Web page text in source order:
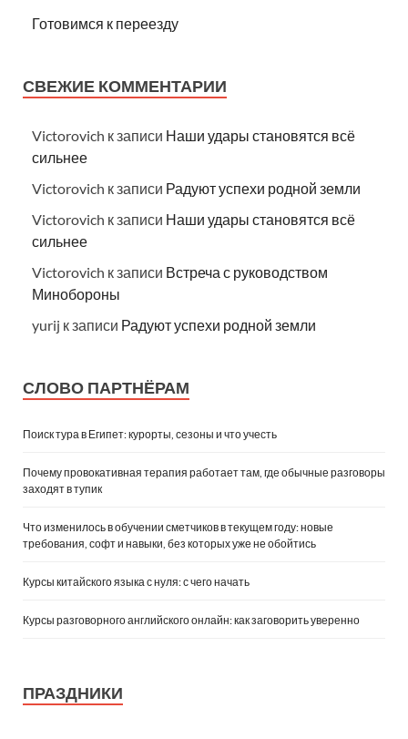
Готовимся к переезду
СВЕЖИЕ КОММЕНТАРИИ
Victorovich к записи Наши удары становятся всё
сильнее
Victorovich к записи Радуют успехи родной земли
Victorovich к записи Наши удары становятся всё
сильнее
Victorovich к записи Встреча с руководством
Минобороны
yurij к записи Радуют успехи родной земли
СЛОВО ПАРТНЁРАМ
Поиск тура в Египет: курорты, сезоны и что учесть
Почему провокативная терапия работает там, где обычные разговоры
заходят в тупик
Что изменилось в обучении сметчиков в текущем году: новые
требования, софт и навыки, без которых уже не обойтись
Курсы китайского языка с нуля: с чего начать
Курсы разговорного английского онлайн: как заговорить уверенно
ПРАЗДНИКИ